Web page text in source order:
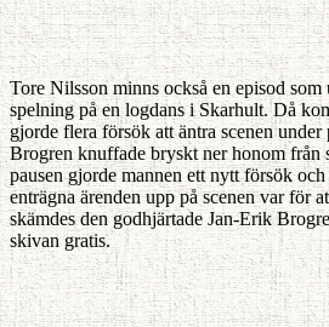
Tore Nilsson minns också en episod som
spelning på en logdans i Skarhult. Då
gjorde flera försök att äntra scenen under
Brogren knuffade bryskt ner honom från
pausen gjorde mannen ett nytt försök
enträgna ärenden upp på scenen var för
skämdes den godhjärtade Jan-Erik
skivan gratis.